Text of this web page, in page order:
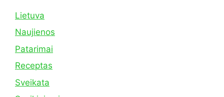
Lietuva
Naujienos
Patarimai
Receptas
Sveikata